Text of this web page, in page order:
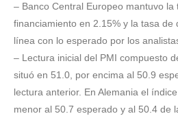
– Banco Central Europeo mantuvo la
financiamiento en 2.15% y la tasa de
línea con lo esperado por los
– Lectura inicial del PMI compuesto
situó en 51.0, por encima al 50.9
lectura anterior. En Alemania el
menor al 50.7 esperado y al 50.4 de